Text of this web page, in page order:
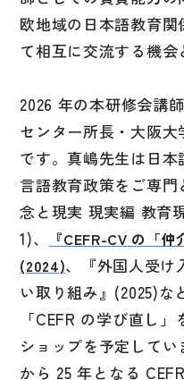
国語辞典
漢字・漢和辞典
表現・用字用語辞典
比較文化辞典
教師用参考書
日本語教授法
教室活動参考書
日本語概説
音声・音韻
語彙・意味
欧地域の日本語教育
て相互に交流する機会
2026 年の本研修会講
センター所長・大阪
です。真嶋先生は日本
言語教育政策をご専門
念と現実 現実編 教育
1)、
『CEFR-CV の「
(2024)、『外国人受け
い取り組み』(2025)な
「CEFR の学び直し
ショップを予定して
から 25 年となる